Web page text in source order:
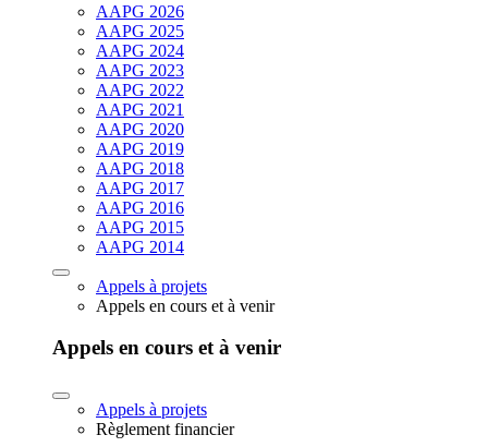
AAPG 2026
AAPG 2025
AAPG 2024
AAPG 2023
AAPG 2022
AAPG 2021
AAPG 2020
AAPG 2019
AAPG 2018
AAPG 2017
AAPG 2016
AAPG 2015
AAPG 2014
Appels à projets
Appels en cours et à venir
Appels en cours et à venir
Appels à projets
Règlement financier